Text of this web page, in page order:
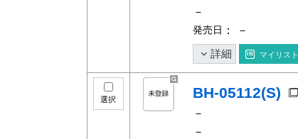
－
発売日 ： －
詳細 マイリスト
選択 BH-05112(S)
－
－